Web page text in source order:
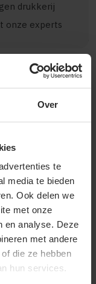
Over
te
media te bieden
Ook delen we
met onze
en analyse. Deze
met andere
die ze hebben
hun services.
drukkerij
onze experts